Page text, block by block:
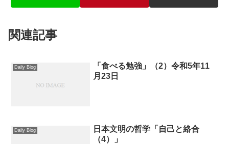
関連記事
Daily Blog
「食べる勉強」（2）令和5年11
月23日
Daily Blog
日本文明の哲学「自己と絡合
（4）」